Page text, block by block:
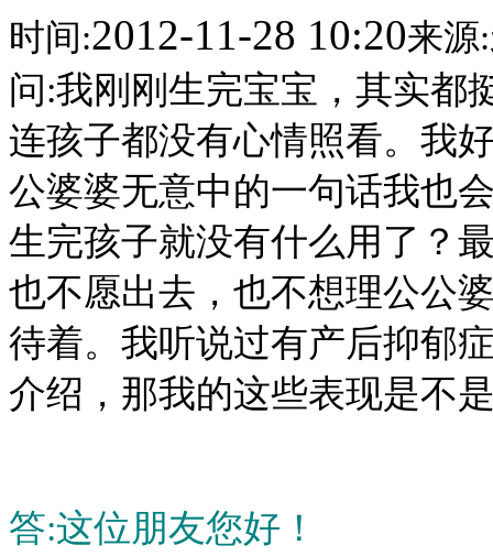
时间:2012-11-28 10:20来源:
问:我刚刚生完宝宝，其实都
连孩子都没有心情照看。我
公婆婆无意中的一句话我也
生完孩子就没有什么用了？
也不愿出去，也不想理公公
待着。我听说过有产后抑郁
介绍，那我的这些表现是不
答:这位朋友您好！